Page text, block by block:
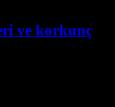
ve korkunç